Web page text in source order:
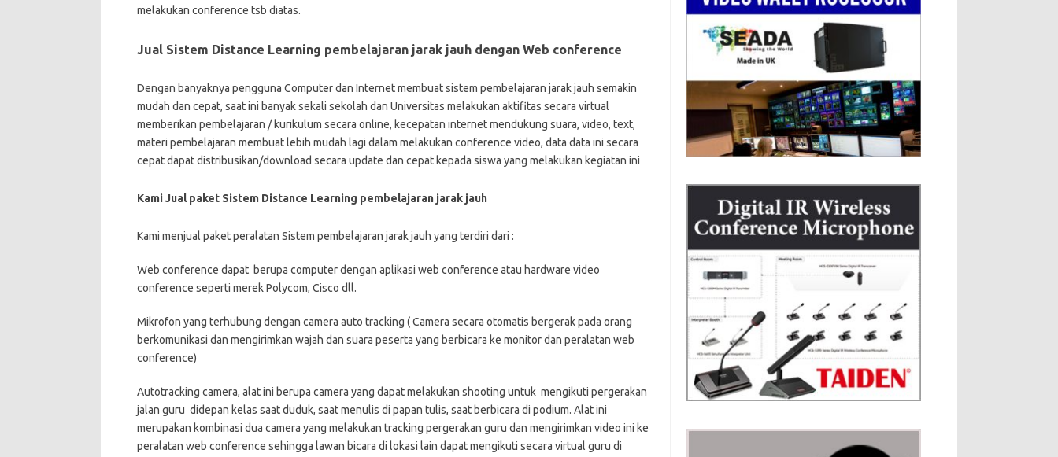
melakukan conference tsb diatas.
Jual Sistem Distance Learning pembelajaran jarak jauh dengan Web conference
Dengan banyaknya pengguna Computer dan Internet membuat sistem pembelajaran jarak jauh semakin
mudah dan cepat, saat ini banyak sekali sekolah dan Universitas melakukan aktifitas secara virtual
memberikan pembelajaran / kurikulum secara online, kecepatan internet mendukung suara, video, text,
materi pembelajaran membuat lebih mudah lagi dalam melakukan conference video, data data ini secara
cepat dapat distribusikan/download secara update dan cepat kepada siswa yang melakukan kegiatan ini
Kami Jual paket Sistem Distance Learning pembelajaran jarak jauh
Kami menjual paket peralatan Sistem pembelajaran jarak jauh yang terdiri dari :
Web conference dapat berupa computer dengan aplikasi web conference atau hardware video
conference seperti merek Polycom, Cisco dll.
Mikrofon yang terhubung dengan camera auto tracking ( Camera secara otomatis bergerak pada orang
berkomunikasi dan mengirimkan wajah dan suara peserta yang berbicara ke monitor dan peralatan web
conference)
Autotracking camera, alat ini berupa camera yang dapat melakukan shooting untuk mengikuti pergerakan
jalan guru didepan kelas saat duduk, saat menulis di papan tulis, saat berbicara di podium. Alat ini
merupakan kombinasi dua camera yang melakukan tracking pergerakan guru dan mengirimkan video ini ke
peralatan web conference sehingga lawan bicara di lokasi lain dapat mengikuti secara virtual guru di